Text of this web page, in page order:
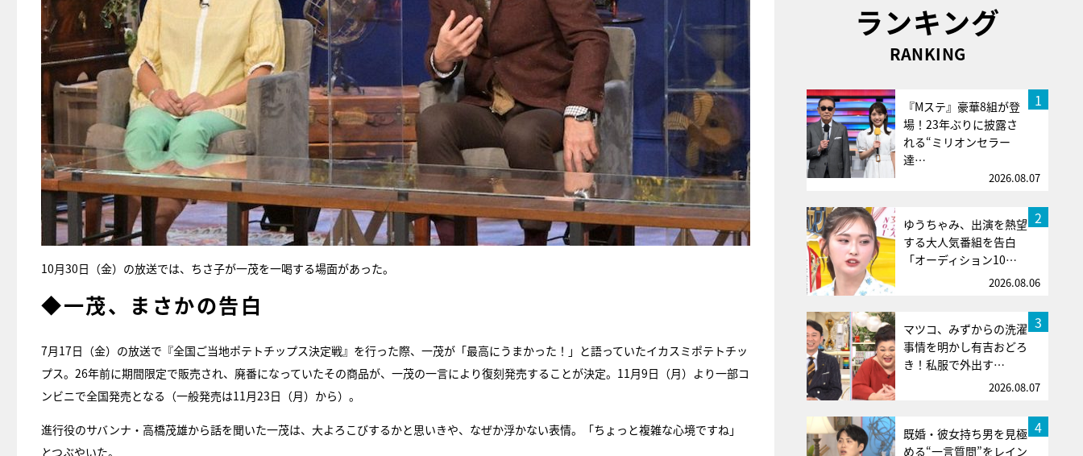
10月30日（金）の放送では、ちさ子が一茂を一喝する場面があった。
◆一茂、まさかの告白
7月17日（金）の放送で『全国ご当地ポテトチップス決定戦』を行った際、一茂が「最高にうまかった！」と語っていたイカスミポテトチッ
プス。26年前に期間限定で販売され、廃番になっていたその商品が、一茂の一言により復刻発売することが決定。11月9日（月）より一部コ
ンビニで全国発売となる（一般発売は11月23日（月）から）。
進行役のサバンナ・高橋茂雄から話を聞いた一茂は、大よろこびするかと思いきや、なぜか浮かない表情。「ちょっと複雑な心境ですね」
とつぶやいた。
ランキング
RANKING
1
『Mステ』豪華8組が登
場！23年ぶりに披露さ
れる“ミリオンセラー
達…
2026.08.07
2
ゆうちゃみ、出演を熱望
する大人気番組を告白
「オーディション10…
2026.08.06
3
マツコ、みずからの洗濯
事情を明かし有吉おどろ
き！私服で外出す…
2026.08.07
4
既婚・彼女持ち男を見極
める“一言質問”をレイン